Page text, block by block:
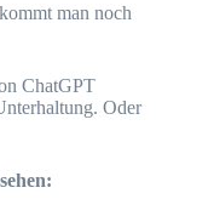
man noch
ChatGPT
Oder